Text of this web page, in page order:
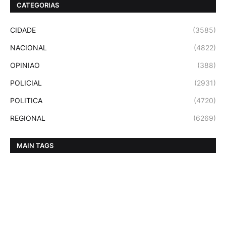
CATEGORIAS
CIDADE (3585)
NACIONAL (4822)
OPINIAO (388)
POLICIAL (2931)
POLITICA (4720)
REGIONAL (6269)
MAIN TAGS